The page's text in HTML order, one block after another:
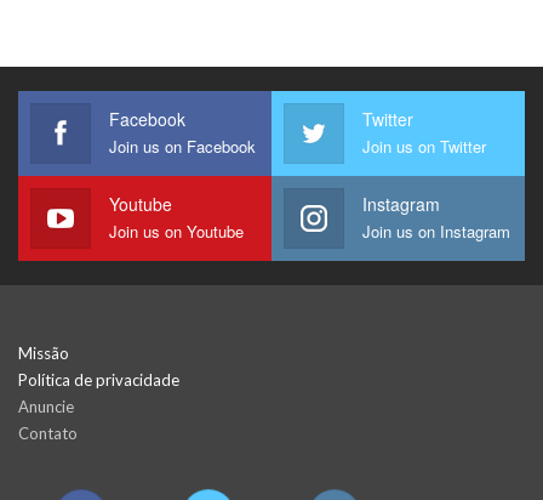
Facebook
Join us on Facebook
Twitter
Join us on Twitter
Youtube
Join us on Youtube
Instagram
Join us on Instagram
Missão
Política de privacidade
Anuncie
Contato